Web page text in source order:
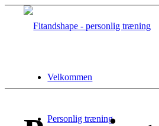
Velkommen
Personlig træning